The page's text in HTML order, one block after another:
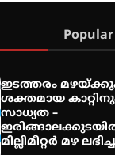
Popular
ഇടത്തരം
ശക്തമായ
സാധ്യത –
മില്ലിമീറ്റർ മഴ